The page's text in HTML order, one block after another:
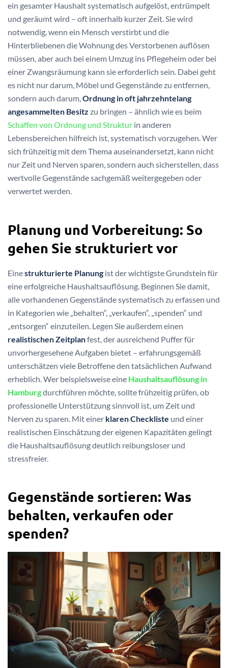
ein gesamter Haushalt systematisch aufgelöst, entrümpelt
und geräumt wird – oft innerhalb kurzer Zeit. Sie wird
notwendig, wenn ein Mensch verstirbt und die
Hinterbliebenen die Wohnung des Verstorbenen auflösen
müssen, aber auch bei einem Umzug ins Pflegeheim oder bei
einer Zwangsräumung kann sie erforderlich sein. Dabei geht
es nicht nur darum, Möbel und Gegenstände zu entfernen,
sondern auch darum,Ordnung in oft jahrzehntelang
angesammelten Besitz zu bringen – ähnlich wie es beim
Schaffen von Ordnung und Struktur in anderen
Lebensbereichen hilfreich ist, systematisch vorzugehen. Wer
sich frühzeitig mit dem Thema auseinandersetzt, kann nicht
nur Zeit und Nerven sparen, sondern auch sicherstellen, dass
wertvolle Gegenstände sachgemäß weitergegeben oder
verwertet werden.
Planung und Vorbereitung: So
gehen Sie strukturiert vor
Einestrukturierte Planung ist der wichtigste Grundstein für
eine erfolgreiche Haushaltsauflösung. Beginnen Sie damit,
alle vorhandenen Gegenstände systematisch zu erfassen und
in Kategorien wie „behalten“, „verkaufen“, „spenden“ und
„entsorgen“ einzuteilen. Legen Sie außerdem einen
realistischen Zeitplanfest, der ausreichend Puffer für
unvorhergesehene Aufgaben bietet – erfahrungsgemäß
unterschätzen viele Betroffene den tatsächlichen Aufwand
erheblich. Wer beispielsweise eine Haushaltsauflösung in
Hamburgdurchführen möchte, sollte frühzeitig prüfen, ob
professionelle Unterstützung sinnvoll ist, um Zeit und
Nerven zu sparen. Mit einer klaren Checkliste und einer
realistischen Einschätzung der eigenen Kapazitäten gelingt
die Haushaltsauflösung deutlich reibungsloser und
stressfreier.
Gegenstände sortieren: Was
behalten, verkaufen oder
spenden?